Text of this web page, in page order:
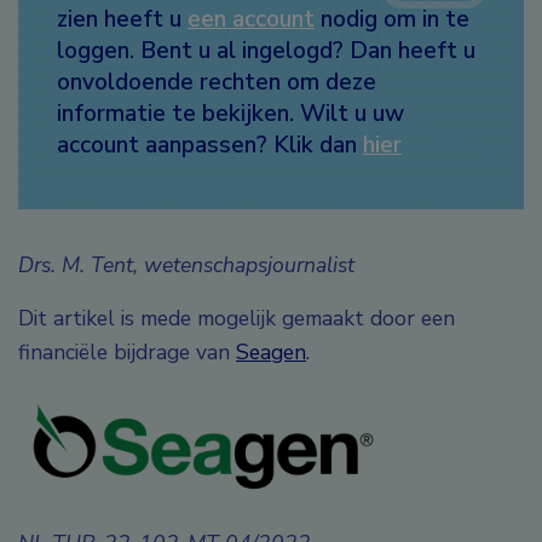
zien heeft u een account nodig om in te
loggen. Bent u al ingelogd? Dan heeft u
onvoldoende rechten om deze
informatie te bekijken. Wilt u uw
account aanpassen? Klik dan hier
Drs. M. Tent, wetenschapsjournalist
Dit artikel is mede mogelijk gemaakt door een
financiële bijdrage van Seagen.